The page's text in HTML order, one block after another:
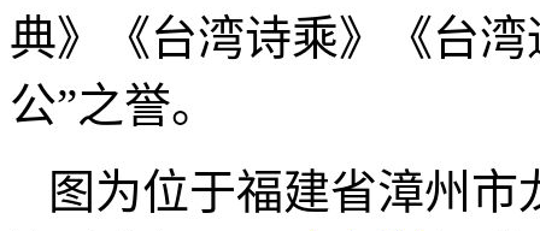
典》《台湾诗乘》《台
公”之誉。
图为位于福建省漳州